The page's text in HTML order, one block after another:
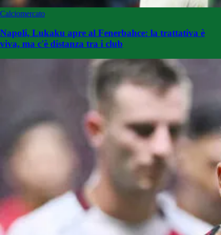
Calciomercato
Napoli, Lukaku apre al Fenerbahce: la trattativa è
viva, ma c'è distanza tra i club